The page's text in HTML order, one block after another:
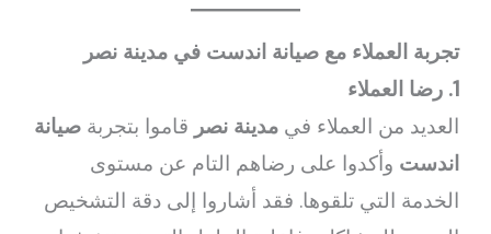
تجربة العملاء مع صيانة اندست في مدينة نصر
1. رضا العملاء
العديد من العملاء فيمدينة نصر قاموا بتجربةصيانة
اندست وأكدوا على رضاهم التام عن مستوى
الخدمة التي تلقوها. فقد أشاروا إلى دقة التشخيص